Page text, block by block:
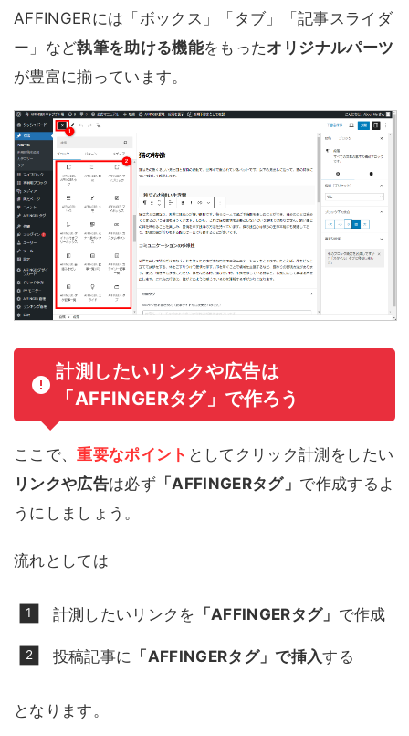
AFFINGERには「ボックス」「タブ」「記事スライダ
ー」など執筆を助ける機能をもったオリジナルパーツ
が豊富に揃っています。
計測したいリンクや広告は
「AFFINGERタグ」で作ろう
ここで、重要なポイント としてクリック計測をしたい
リンクや広告は必ず 「AFFINGERタグ」 で作成するよ
うにしましょう。
流れとしては
計測したいリンクを 「AFFINGERタグ」 で作成
投稿記事に 「AFFINGERタグ」で挿入する
となります。